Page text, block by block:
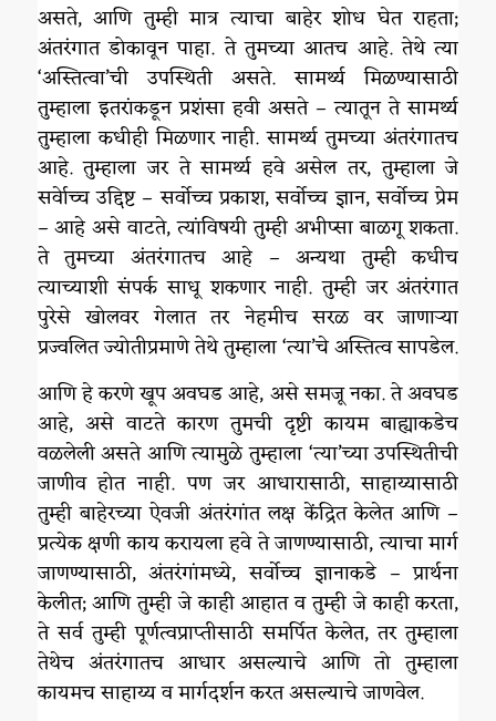
असते, आणि तुम्ही मात्र त्याचा बाहेर शोध घेत राहता;
अंतरंगात डोकावून पाहा. ते तुमच्या आतच आहे. तेथे त्या
‘अस्तित्वा’ची उपस्थिती असते. सामर्थ्य मिळण्यासाठी
तुम्हाला इतरांकडून प्रशंसा हवी असते – त्यातून ते सामर्थ्य
तुम्हाला कधीही मिळणार नाही. सामर्थ्य तुमच्या अंतरंगातच
आहे. तुम्हाला जर ते सामर्थ्य हवे असेल तर, तुम्हाला जे
सर्वेाच्च उद्दिष्ट – सर्वोच्च प्रकाश, सर्वोच्च ज्ञान, सर्वोच्च प्रेम
– आहे असे वाटते, त्यांविषयी तुम्ही अभीप्सा बाळगू शकता.
ते तुमच्या अंतरंगातच आहे – अन्यथा तुम्ही कधीच
त्याच्याशी संपर्क साधू शकणार नाही. तुम्ही जर अंतरंगात
पुरेसे खोलवर गेलात तर नेहमीच सरळ वर जाणाऱ्या
प्रज्वलित ज्योतीप्रमाणे तेथे तुम्हाला ‘त्या’चे अस्तित्व सापडेल.
आणि हे करणे खूप अवघड आहे, असे समजू नका. ते अवघड
आहे, असे वाटते कारण तुमची दृष्टी कायम बाह्याकडेच
वळलेली असते आणि त्यामुळे तुम्हाला ‘त्या’च्या उपस्थितीची
जाणीव होत नाही. पण जर आधारासाठी, साहाय्यासाठी
तुम्ही बाहेरच्या ऐवजी अंतरंगांत लक्ष केंद्रित केलेत आणि –
प्रत्येक क्षणी काय करायला हवे ते जाणण्यासाठी, त्याचा मार्ग
जाणण्यासाठी, अंतरंगांमध्ये, सर्वोच्च ज्ञानाकडे – प्रार्थना
केलीत; आणि तुम्ही जे काही आहात व तुम्ही जे काही करता,
ते सर्व तुम्ही पूर्णत्वप्राप्तीसाठी समर्पित केलेत, तर तुम्हाला
तेथेच अंतरंगातच आधार असल्याचे आणि तो तुम्हाला
कायमच साहाय्य व मार्गदर्शन करत असल्याचे जाणवेल.